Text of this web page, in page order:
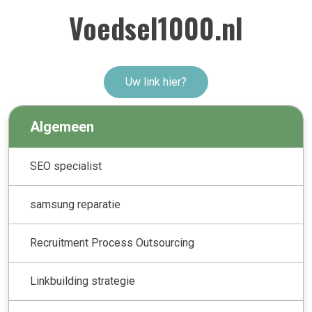
Voedsel1000.nl
Uw link hier?
Algemeen
SEO specialist
samsung reparatie
Recruitment Process Outsourcing
Linkbuilding strategie